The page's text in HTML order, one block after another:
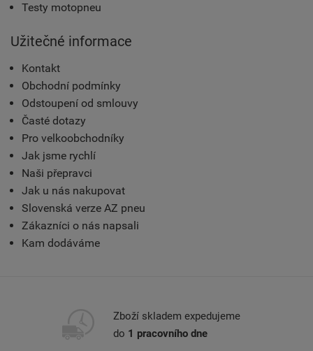
Testy motopneu
Užitečné informace
Kontakt
Obchodní podmínky
Odstoupení od smlouvy
Časté dotazy
Pro velkoobchodníky
Jak jsme rychlí
Naši přepravci
Jak u nás nakupovat
Slovenská verze AZ pneu
Zákazníci o nás napsali
Kam dodáváme
Zboží skladem expedujeme
do 1 pracovního dne